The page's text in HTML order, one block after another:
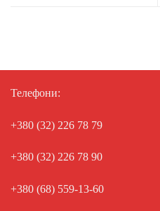
Телефони:
+380 (32) 226 78 79
+380 (32) 226 78 90
+380 (68) 559-13-60